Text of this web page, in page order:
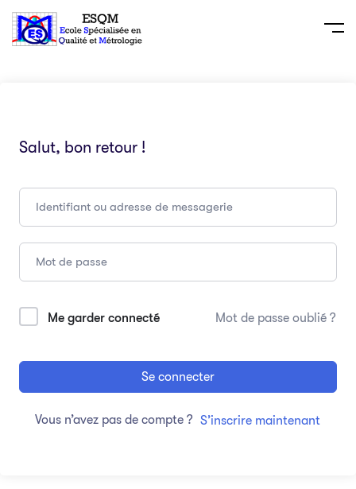
Salut, bon retour !
Me garder connecté Mot de passe oublié ?
Se connecter
Vous n’avez pas de compte ? S’inscrire maintenant